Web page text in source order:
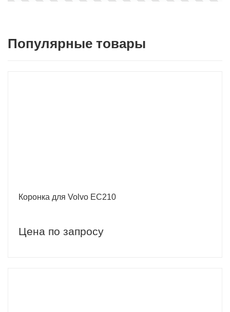
Популярные товары
Коронка для Volvo EC210
Цена по запросу